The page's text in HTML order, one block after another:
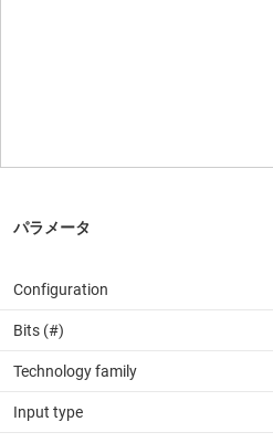
Configuration
Bits (#)
Technology family
Input type